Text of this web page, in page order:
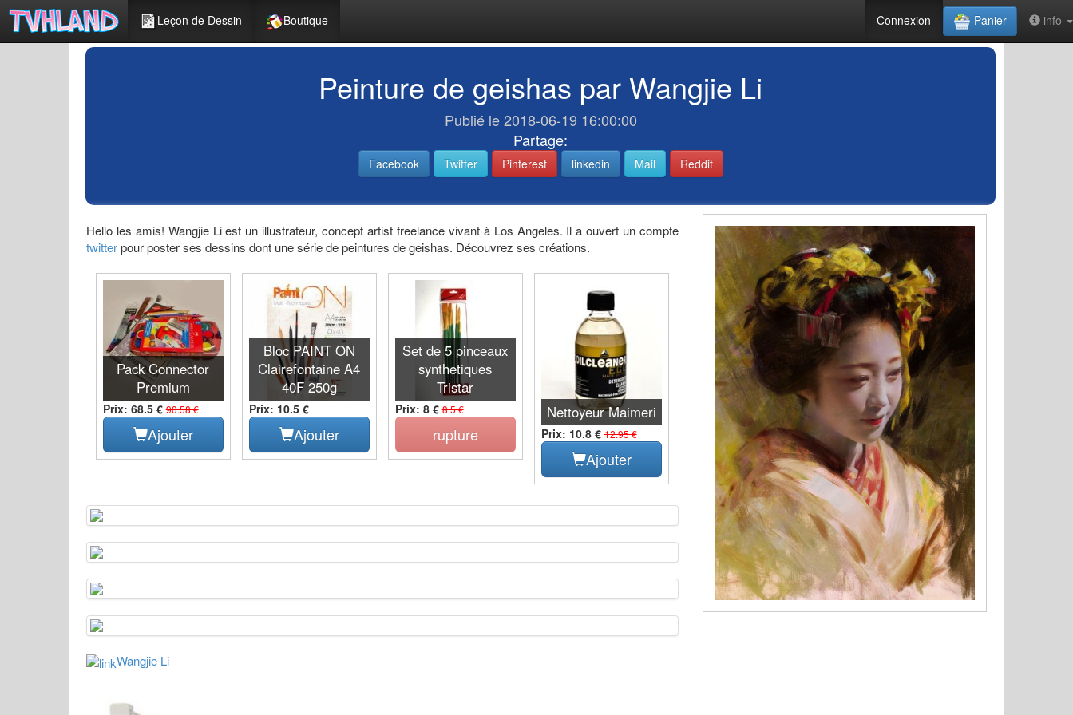
Leçon de Dessin Boutique Connexion Panier info
Peinture de geishas par Wangjie Li
Publié le 2018-06-19 16:00:00
Partage:
Facebook Twitter Pinterest linkedin Mail Reddit
Hello les amis! Wangjie Li est un illustrateur, concept artist freelance vivant à Los Angeles. Il a ouvert un compte
twitterpour poster ses dessins dont une série de peintures de geishas. Découvrez ses créations.
Pack Connector
Premium
Prix: 68.5 € 90.58 €
Ajouter
Bloc PAINT ON
Clairefontaine A4
40F 250g
Prix: 10.5 €
Ajouter
Set de 5 pinceaux
synthetiques
Tristar
Prix: 8 € 8.5 €
rupture
Nettoyeur Maimeri
Prix: 10.8 € 12.95 €
Ajouter
Wangjie Li